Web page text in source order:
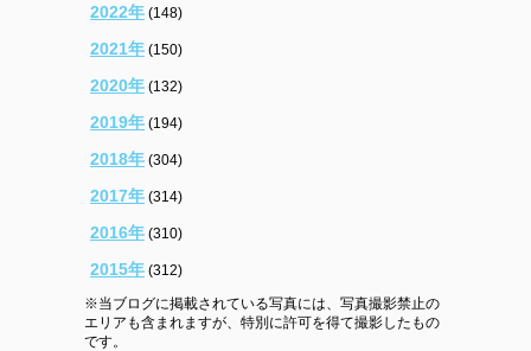
2022年 (148)
2021年 (150)
2020年 (132)
2019年 (194)
2018年 (304)
2017年 (314)
2016年 (310)
2015年 (312)
※当ブログに掲載されている写真には、写真撮影禁止の
エリアも含まれますが、特別に許可を得て撮影したもの
です。